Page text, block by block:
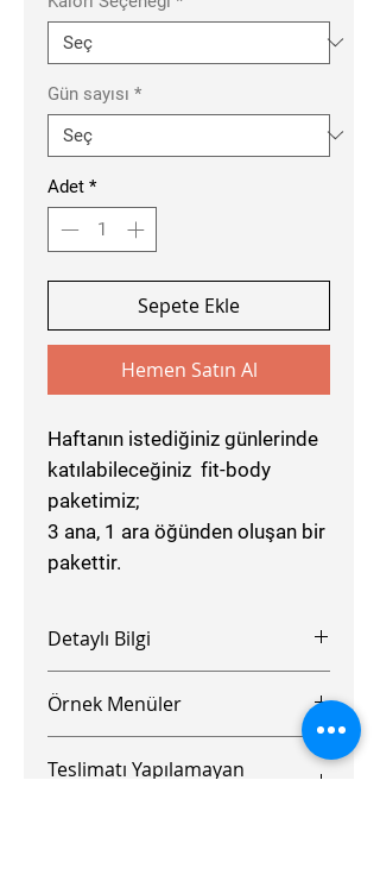
Gün sayısı *
Adet *
Sepete Ekle
Hemen Satın Al
Haftanın istediğiniz günlerinde
katılabileceğiniz fit-body
paketimiz;
3 ana, 1 ara öğünden oluşan bir
pakettir.
Detaylı Bilgi
motivasyongrubuna katılım ve
online diyet takiphizmeti, adrese
teslimve KDVdahildir.
Örnek Menüler
Kahvaltı
Teslimatı Yapılamayan